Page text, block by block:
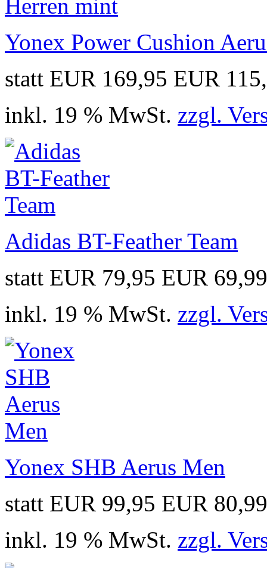
Yonex Power Cushion
statt EUR 169,95 EUR
inkl. 19 % MwSt. zzgl.
Adidas BT-Feather Team
statt EUR 79,95 EUR
inkl. 19 % MwSt. zzgl.
Yonex SHB Aerus Men
statt EUR 99,95 EUR
inkl. 19 % MwSt. zzgl.